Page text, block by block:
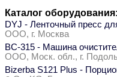
Каталог оборудования:
DYJ - Ленточный пресс
ООО, г. Москва
ВС-315 - Машина
ООО, Моск. обл., г.
Bizerba S121 Plus -